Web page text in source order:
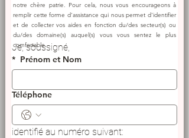
* Prénom et Nom
Téléphone
identifié au numéro suivant:
notre chère patrie. Pour cela, nous vous encourageons à
remplir cette forme d'assistance qui nous permet d'identifier
et de collecter vos aides en fonction du/des secteur(s) ou
du/des domaine(s) auquel(s) vous vous sentez le plus
comfortable.